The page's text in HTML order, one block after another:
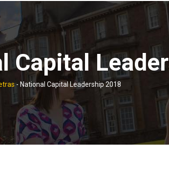
Capital
- National Capital Leadership 2018